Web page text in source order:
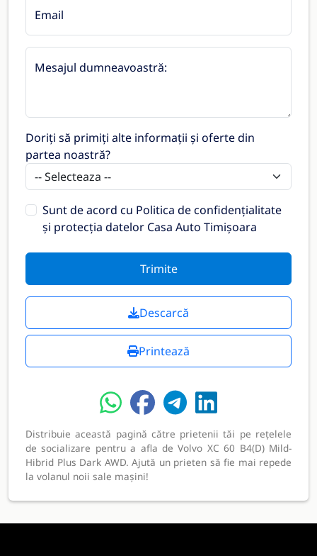
Email
Mesajul dumneavoastră:
Doriți să primiți alte informații și oferte din
partea noastră?
Sunt de acord cu Politica de confidențialitate
și protecția datelor Casa Auto Timișoara
Trimite
Descarcă
Printează
Distribuie această pagină către prietenii tăi pe rețelele
de socializare pentru a afla de Volvo XC 60 B4(D) Mild-
Hibrid Plus Dark AWD. Ajută un prieten să fie mai repede
la volanul noii sale mașini!